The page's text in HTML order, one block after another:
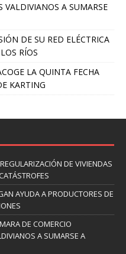
VALDIVIANOS A SUMARSE
DE SU RED ELÉCTRICA
RÍOS
LA QUINTA FECHA
KARTING
DE VIVIENDAS
AYUDA A PRODUCTORES DE
DE COMERCIO
A SUMARSE A